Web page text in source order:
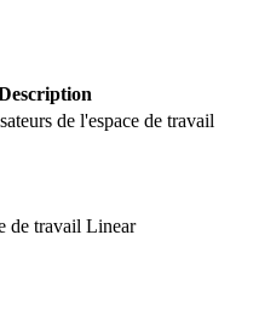
de l'espace de travail
de travail Linear